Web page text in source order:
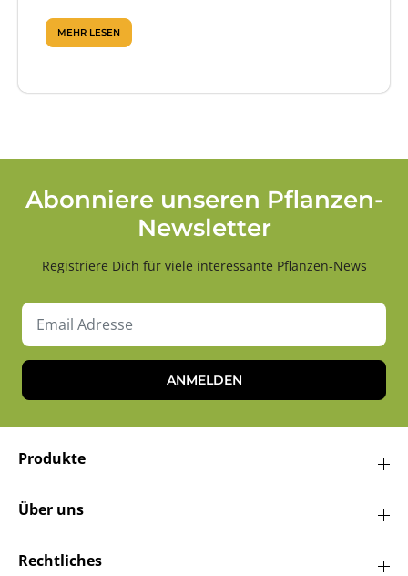
MEHR LESEN
Abonniere unseren Pflanzen-
Newsletter
Registriere Dich für viele interessante Pflanzen-News
ANMELDEN
Produkte
Über uns
Rechtliches